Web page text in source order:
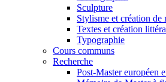
Sculpture
Stylisme et création de
Textes et création
Typographie
Cours communs
Recherche
Post-Master européen